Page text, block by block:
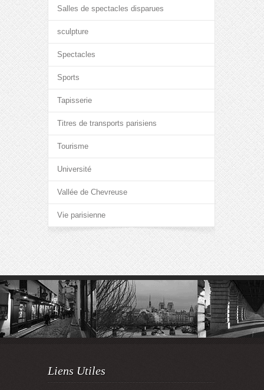
Salles de spectacles disparues
sculpture
Spectacles
Sports
Tapisserie
Titres de transports parisiens
Tourisme
Université
Vallée de Chevreuse
Vie parisienne
Liens Utiles